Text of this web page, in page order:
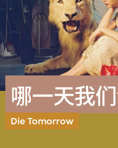
哪一天我
Die Tomorrow